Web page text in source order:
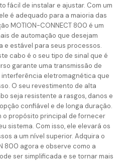
fácil de instalar e ajustar. Com um
é adequado para a maioria das
MOTION-CONNECT 800 é um
de automação que desejam
e estável para seus processos.
cabo é o seu tipo de sinal que é
garante uma transmissão de
interferência eletromagnética que
O seu revestimento de alta
seja resistente a rasgos, danos e
confiável e de longa duração.
o propósito principal de fornecer
sistema. Com isso, ele elevará os
a um nível superior. Adquira o
800 agora e observe como a
ser simplificada e se tornar mais